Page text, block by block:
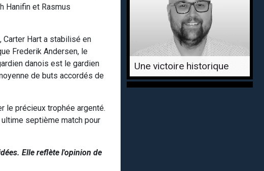
Hanifin et Rasmus
Carter Hart a stabilisé en
Frederik Andersen, le
danois est le gardien
de buts accordés de
le précieux trophée argenté.
septième match pour
Elle reflète l'opinion de
Une victoire historique